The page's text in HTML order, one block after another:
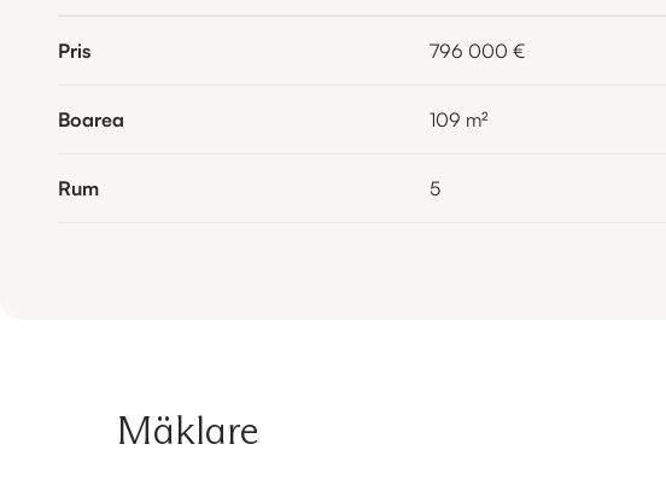
Pris 796 000 €
Boarea 109 m²
Rum 5
Mäklare